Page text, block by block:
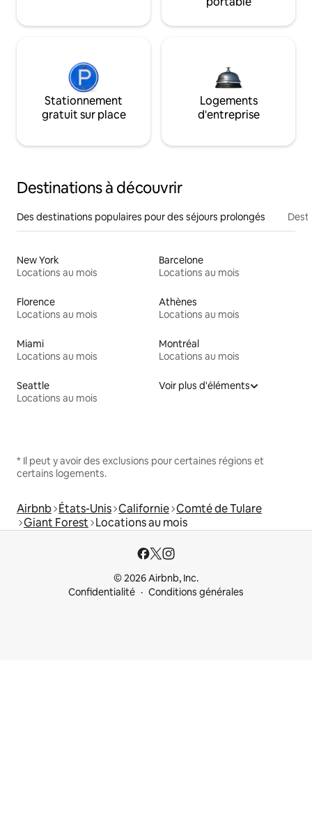
Stationnement
gratuit sur place
Logements
d'entreprise
Destinations à découvrir
Des destinations populaires pour des séjours prolongés
New York
Locations au mois
Barcelone
Locations au mois
Florence
Locations au mois
Athènes
Locations au mois
Miami
Locations au mois
Montréal
Locations au mois
Seattle
Locations au mois
Voir plus d'éléments
* Il peut y avoir des exclusions pour certaines régions et
certains logements.
Airbnb États-Unis Californie Comté de Tulare
Giant Forest Locations au mois
© 2026 Airbnb, Inc.
Confidentialité
Conditions générales